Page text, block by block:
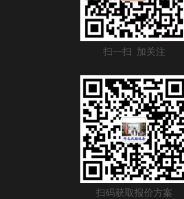
扫一扫 加关注
扫码获取报价方案